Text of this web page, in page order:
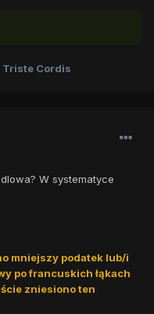
Triste Cordis
W systematyce
mniejszy podatek lub/i
po francuskich łąkach
zniesiono ten